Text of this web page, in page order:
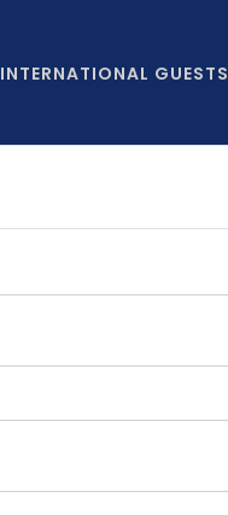
INTERNATIONAL GUESTS